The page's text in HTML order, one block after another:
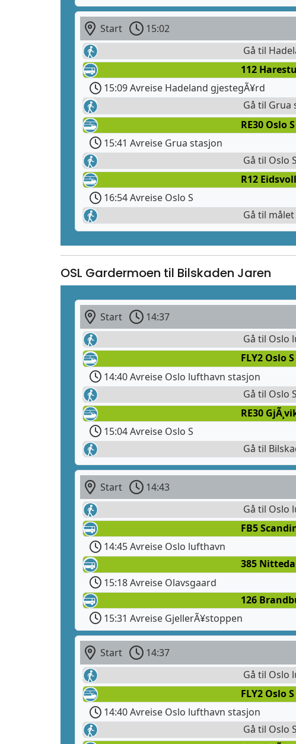
Start 15:02
Gå til
112
15:09 Avreise Hadeland gjestegÃ¥rd
Gå til Grua
RE30 Oslo S
15:41 Avreise Grua stasjon
Gå til Oslo S
R12 Eidsvoll
16:54 Avreise Oslo S
Gå til målet
OSL Gardermoen til Bilskaden Jaren
Start 14:37
Gå til Oslo
FLY2 Oslo S
14:40 Avreise Oslo lufthavn stasjon
Gå til Oslo S
RE30
15:04 Avreise Oslo S
Gå til
Start 14:43
Gå til Oslo
FB5
14:45 Avreise Oslo lufthavn
385
15:18 Avreise Olavsgaard
126
15:31 Avreise GjellerÃ¥stoppen
Start 14:37
Gå til Oslo
FLY2 Oslo S
14:40 Avreise Oslo lufthavn stasjon
Gå til Oslo S